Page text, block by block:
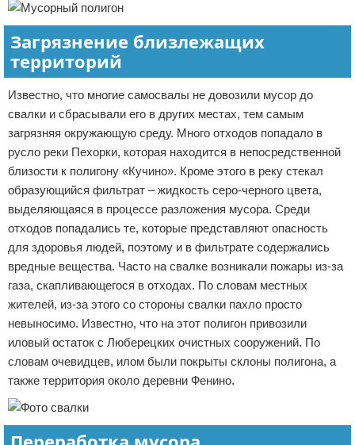
Загрязнение близлежащих
территорий
Известно, что многие самосвалы не довозили мусор до
свалки и сбрасывали его в других местах, тем самым
загрязняя окружающую среду. Много отходов попадало в
русло реки Пехорки, которая находится в непосредственной
близости к полигону «Кучино». Кроме этого в реку стекал
образующийся фильтрат – жидкость серо-черного цвета,
выделяющаяся в процессе разложения мусора. Среди
отходов попадались те, которые представляют опасность
для здоровья людей, поэтому и в фильтрате содержались
вредные вещества. Часто на свалке возникали пожары из-за
газа, скапливающегося в отходах. По словам местных
жителей, из-за этого со стороны свалки пахло просто
невыносимо. Известно, что на этот полигон привозили
иловый остаток с Люберецких очистных сооружений. По
словам очевидцев, илом были покрыты склоны полигона, а
также территория около деревни Фенино.